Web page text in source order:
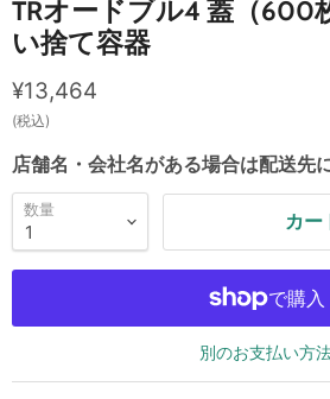
TRオードブル4 蓋（600
い捨て容器
現在の価格
¥13,464
(税込)
店舗名・会社名がある場合は配送先
数量
カー
別のお支払い方